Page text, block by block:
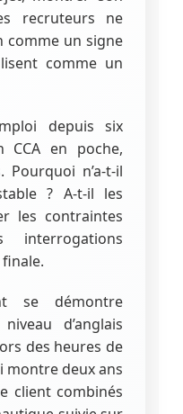
recruteurs ne
comme un signe
comme un
depuis six
CCA en poche,
Pourquoi n’a-t-il
? A-t-il les
les contraintes
se démontre
d’anglais
des heures de
montre deux ans
client combinés